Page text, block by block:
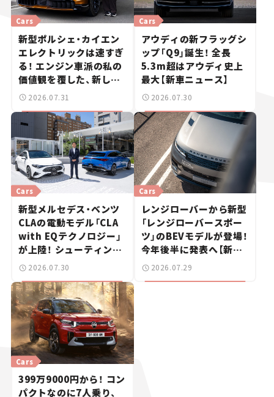
Cars
新型ポルシェ・カイエン
エレクトリックは速すぎ
る！ エンジン車派の私の
価値観を覆した、新しい
ポルシェの走り。
2026.07.31
Cars
アウディの新フラッグシ
ップ「Q9」誕生！ 全長
5.3m超はアウディ史上
最大【新車ニュース】
2026.07.30
Cars
新型メルセデス・ベンツ
CLAの電動モデル「CLA
with EQテクノロジー」
が上陸！ シューティング
ブレークも発売【新車ニ
ュース】
2026.07.30
Cars
レンジローバーから新型
「レンジローバースポー
ツ」のBEVモデルが登場！
今年後半に発表へ【新車
ニュース】
2026.07.29
Cars
399万9000円から！ コン
パクトなのに7人乗り、